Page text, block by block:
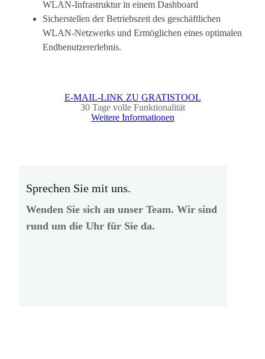
WLAN-Infrastruktur in einem Dashboard
Sicherstellen der Betriebszeit des geschäftlichen
WLAN-Netzwerks und Ermöglichen eines optimalen
Endbenutzererlebnis.
E-MAIL-LINK ZU GRATISTOOL
30 Tage volle Funktionalität
Weitere Informationen
Sprechen Sie mit uns.
Wenden Sie sich an unser Team. Wir sind
rund um die Uhr für Sie da.